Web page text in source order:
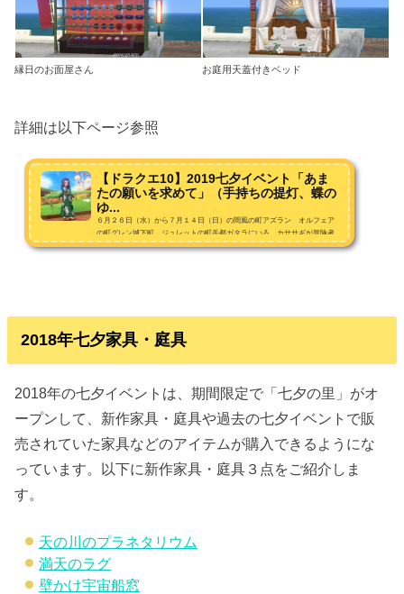
縁日のお面屋さん お庭用天蓋付きベッド
詳細は以下ページ参照
【ドラクエ10】2019七夕イベント「あま
たの願いを求めて」（手持ちの提灯、蝶の
ゆ...
６月２６日（水）から７月１４日（日）の間風の町アズラン オルフェア
の町グレン城下町 ジュレットの町岳都ガタラにいる カササギが冒険者
に 手助けを求めているらしい。受注場所と条件受注場所アズラン・オル
2018年七夕家具・庭具
2018年の七夕イベントは、期間限定で「七夕の里」がオ
ープンして、新作家具・庭具や過去の七夕イベントで販
売されていた家具などのアイテムが購入できるようにな
っています。以下に新作家具・庭具３点をご紹介しま
す。
天の川のプラネタリウム
満天のラグ
壁かけ宇宙船窓